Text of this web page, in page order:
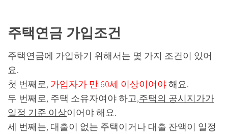
주택연금 가입조건
주택연금에 가입하기 위해서는 몇 가지 조건이 있어
요.
첫 번째로, 가입자가 만 60세 이상이어야해요.
두 번째로, 주택 소유자여야 하고,주택의 공시지가가
일정 기준 이상이어야 해요.
세 번째는, 대출이 없는 주택이거나 대출 잔액이 일정